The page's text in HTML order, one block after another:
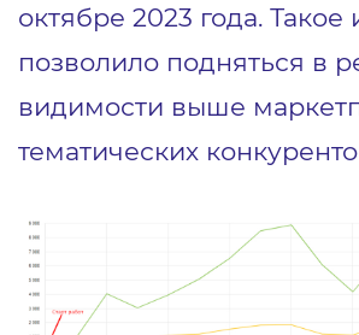
октябре 2023 года.
позволило подняться в
видимости выше
тематических